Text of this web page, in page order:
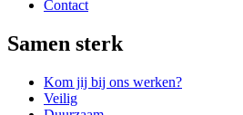
Contact
Samen sterk
Kom jij bij ons werken?
Veilig